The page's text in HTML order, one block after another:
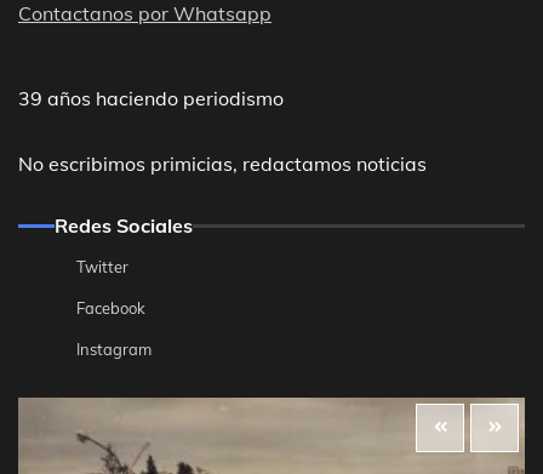
Contactanos por Whatsapp
39 años haciendo periodismo
No escribimos primicias, redactamos noticias
Redes Sociales
Twitter
Facebook
Instagram